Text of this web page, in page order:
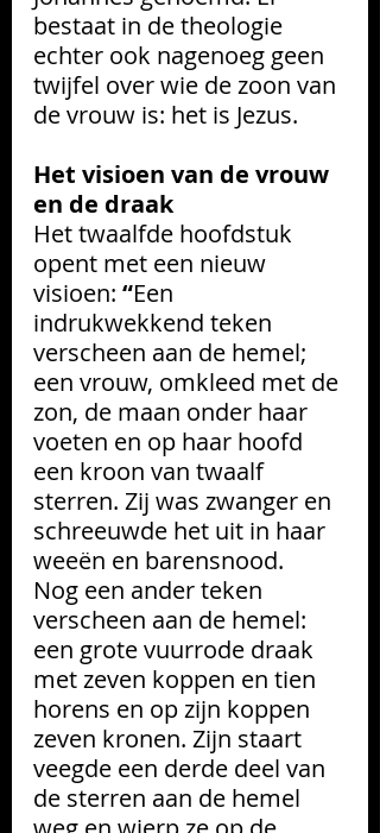
bestaat in de theologie
echter ook nagenoeg geen
twijfel over wie de zoon van
de vrouw is: het is Jezus.
Het visioen van de vrouw
en de draak
Het twaalfde hoofdstuk
opent met een nieuw
visioen: “Een
indrukwekkend teken
verscheen aan de hemel;
een vrouw, omkleed met de
zon, de maan onder haar
voeten en op haar hoofd
een kroon van twaalf
sterren. Zij was zwanger en
schreeuwde het uit in haar
weeën en barensnood.
Nog een ander teken
verscheen aan de hemel:
een grote vuurrode draak
met zeven koppen en tien
horens en op zijn koppen
zeven kronen. Zijn staart
veegde een derde deel van
de sterren aan de hemel